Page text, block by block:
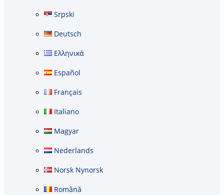
Srpski
Deutsch
Ελληνικά
Español
Français
Italiano
Magyar
Nederlands
Norsk Nynorsk
Română